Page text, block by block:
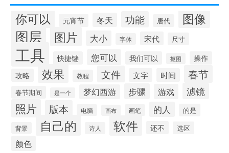
你可以 元宵节 冬天 功能 唐代 图像
图层 图片 大小 字体 宋代 尺寸
工具 快捷键 您可以 我们可以 抠图
操作
攻略
效果 教程 文件 文字 时间 春节
春节期间 是一个 梦幻西游 步骤 游戏 滤镜
照片 版本 电脑 画布 画笔 的人 的是
背景 自己的 诗人 软件 还不 选区
颜色